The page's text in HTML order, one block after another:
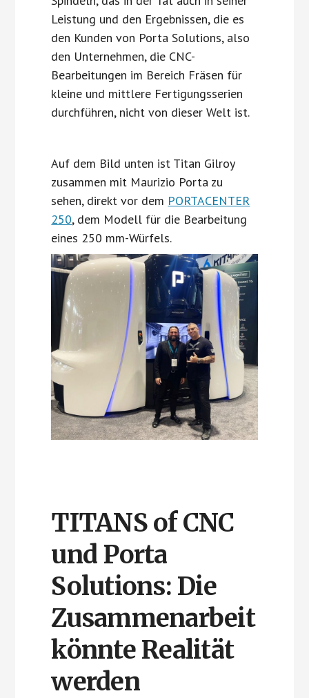
Leistung und den Ergebnissen, die es
den Kunden von Porta Solutions, also
den Unternehmen, die CNC-
Bearbeitungen im Bereich Fräsen für
kleine und mittlere Fertigungsserien
durchführen, nicht von dieser Welt ist.
Auf dem Bild unten ist Titan Gilroy
zusammen mit Maurizio Porta zu
sehen, direkt vor dem PORTACENTER
250, dem Modell für die Bearbeitung
eines 250 mm-Würfels.
TITANS of CNC
und Porta
Solutions: Die
Zusammenarbeit
könnte Realität
werden